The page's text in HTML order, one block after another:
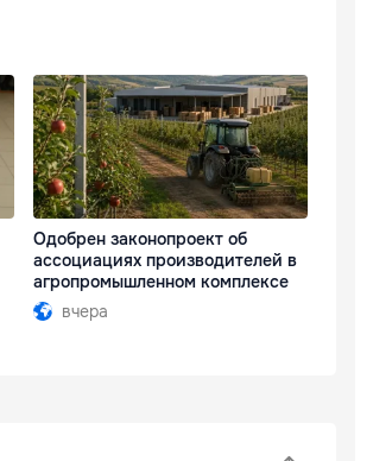
Одобрен законопроект об
ассоциациях производителей в
агропромышленном комплексе
вчера